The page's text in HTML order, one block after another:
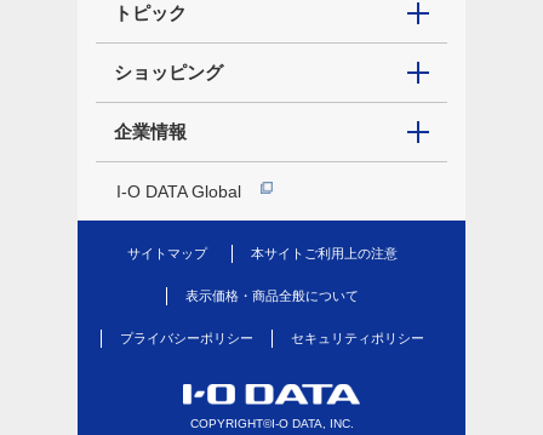
トピック
ショッピング
企業情報
I-O DATA Global
サイトマップ 本サイトご利用上の注意
表示価格・商品全般について
プライバシーポリシー セキュリティポリシー
COPYRIGHT©I-O DATA, INC.